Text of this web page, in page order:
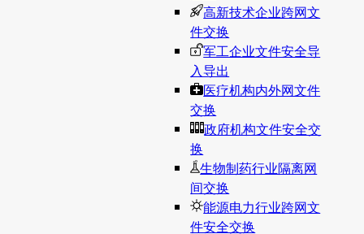
高新技术企业跨网文
件交换
军工企业文件安全导
入导出
医疗机构内外网文件
交换
政府机构文件安全交
换
生物制药行业隔离网
间交换
能源电力行业跨网文
件安全交换